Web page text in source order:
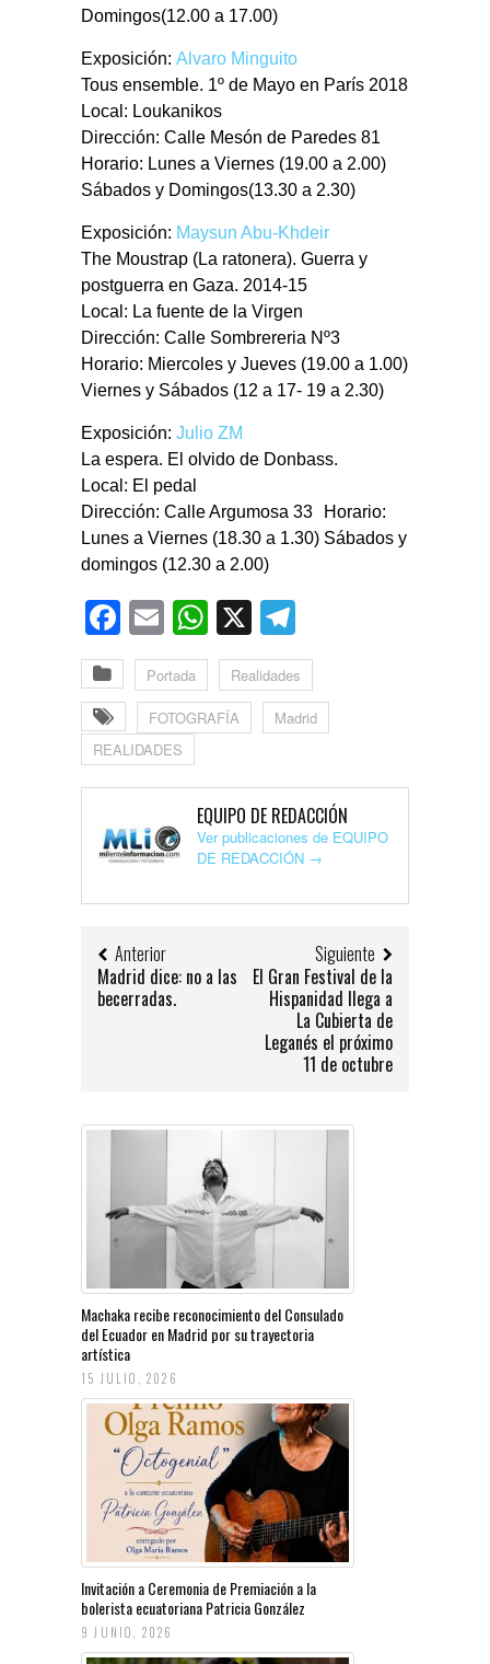
Domingos(12.00 a 17.00)
Exposición: Alvaro Minguito
Tous ensemble. 1º de Mayo en París 2018
Local: Loukanikos
Dirección: Calle Mesón de Paredes 81
Horario: Lunes a Viernes (19.00 a 2.00)
Sábados y Domingos(13.30 a 2.30)
Exposición: Maysun Abu-Khdeir
The Moustrap (La ratonera). Guerra y
postguerra en Gaza. 2014-15
Local: La fuente de la Virgen
Dirección: Calle Sombrereria Nº3
Horario: Miercoles y Jueves (19.00 a 1.00)
Viernes y Sábados (12 a 17- 19 a 2.30)
Exposición: Julio ZM
La espera. El olvido de Donbass.
Local: El pedal
Dirección: Calle Argumosa 33 Horario:
Lunes a Viernes (18.30 a 1.30) Sábados y
domingos (12.30 a 2.00)
Facebook
EmailWhatsApp
X
Portada Realidades
FOTOGRAFÍA
Madrid
REALIDADES
EQUIPO DE REDACCIÓN
Ver publicaciones de EQUIPO
DE REDACCIÓN →
Anterior
Madrid dice: no a las
becerradas.
Siguiente
El Gran Festival de la
Hispanidad llega a
La Cubierta de
Leganés el próximo
11 de octubre
Machaka recibe reconocimiento del Consulado
del Ecuador en Madrid por su trayectoria
artística
15 JULIO, 2026
Invitación a Ceremonia de Premiación a la
bolerista ecuatoriana Patricia González
9 JUNIO, 2026